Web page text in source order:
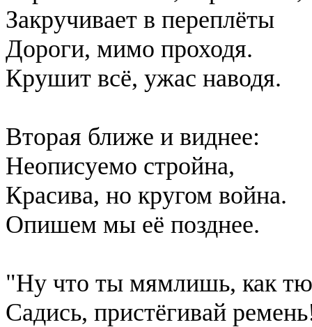
Закручивает в переплёты
Дороги, мимо проходя.
Крушит всё, ужас наводя.
Вторая ближе и виднее:
Неописуемо стройна,
Красива, но кругом война.
Опишем мы её позднее.
"Ну что ты мямлишь, как
Садись, пристёгивай